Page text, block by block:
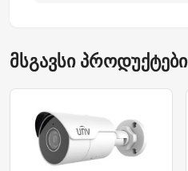
მსგავსი პროდუქტები